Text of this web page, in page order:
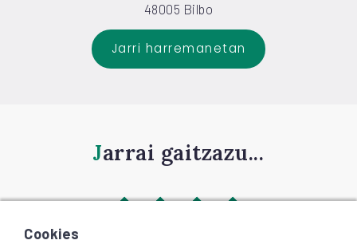
48005 Bilbo
Jarri harremanetan
Jarrai gaitzazu...
Cookies